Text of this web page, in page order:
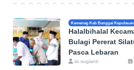
Kemenag Kab Banggai Kepulauan
Halalbihalal
Bulagi Pererat
Pasca Lebaran
iis sugianti